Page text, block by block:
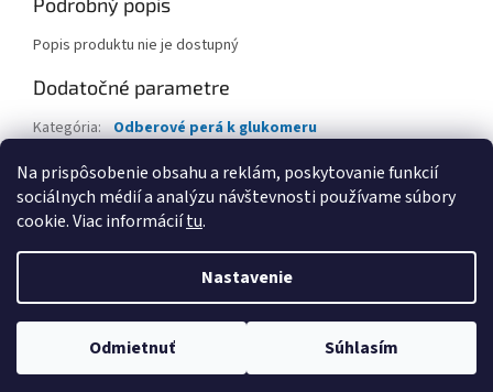
Na prispôsobenie obsahu a reklám, poskytovanie funkcií
sociálnych médií a analýzu návštevnosti používame súbory
cookie. Viac informáciítu.
Nastavenie
Odmietnuť Súhlasím
Popis produktu nie je dostupný
Dodatočné parametre
Kategória: Odberové perá k glukomeru
Copyright 2026Lorex Distribution. Všetky práva vyhradené.
Upraviť nastavenie cookies